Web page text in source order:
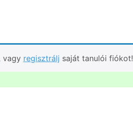
vagy regisztrálj saját tanulói fiókot!